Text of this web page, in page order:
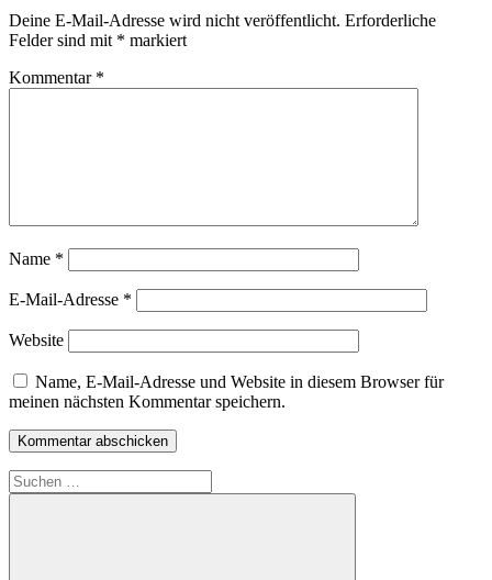
Deine E-Mail-Adresse wird nicht veröffentlicht. Erforderliche
Felder sind mit * markiert
Kommentar *
Name *
E-Mail-Adresse *
Website
Name, E-Mail-Adresse und Website in diesem Browser für
meinen nächsten Kommentar speichern.
Suchen
nach: